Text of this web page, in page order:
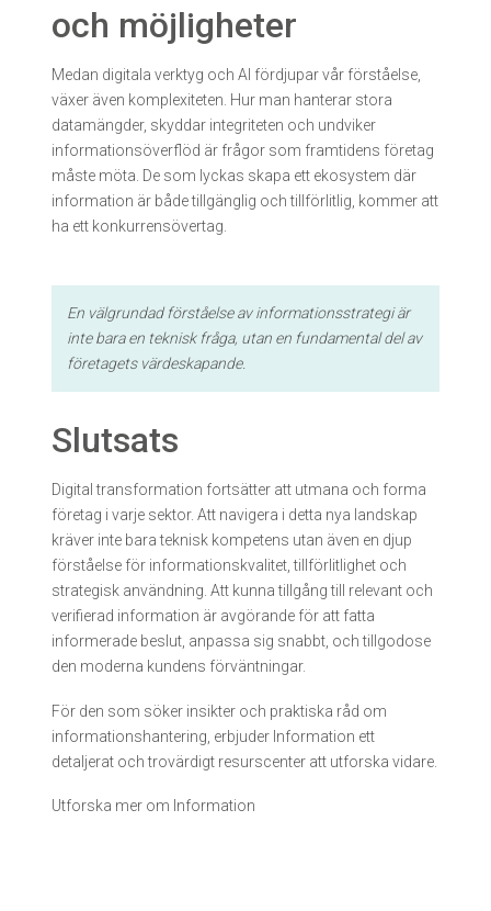
och möjligheter
Medan digitala verktyg och AI fördjupar vår förståelse,
växer även komplexiteten. Hur man hanterar stora
datamängder, skyddar integriteten och undviker
informationsöverflöd är frågor som framtidens företag
måste möta. De som lyckas skapa ett ekosystem där
information är både tillgänglig och tillförlitlig, kommer att
ha ett konkurrensövertag.
En välgrundad förståelse av informationsstrategi är
inte bara en teknisk fråga, utan en fundamental del av
företagets värdeskapande.
Slutsats
Digital transformation fortsätter att utmana och forma
företag i varje sektor. Att navigera i detta nya landskap
kräver inte bara teknisk kompetens utan även en djup
förståelse för informationskvalitet, tillförlitlighet och
strategisk användning. Att kunna tillgång till relevant och
verifierad information är avgörande för att fatta
informerade beslut, anpassa sig snabbt, och tillgodose
den moderna kundens förväntningar.
För den som söker insikter och praktiska råd om
informationshantering, erbjuder Information ett
detaljerat och trovärdigt resurscenter att utforska vidare.
Utforska mer om Information